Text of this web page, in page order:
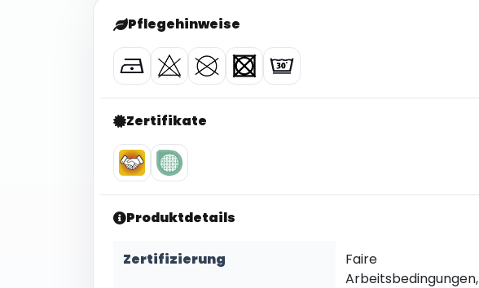
Pflegehinweise
Zertifikate
Produktdetails
Zertifizierung
Faire
Arbeitsbedingungen,